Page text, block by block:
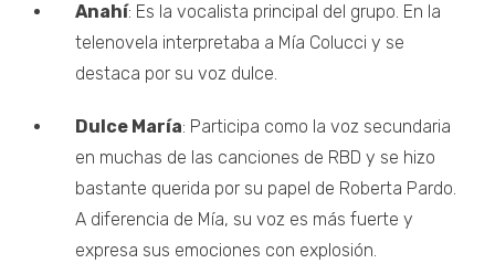
Anahí: Es la vocalista principal del grupo. En la
telenovela interpretaba a Mía Colucci y se
destaca por su voz dulce.
Dulce María: Participa como la voz secundaria
en muchas de las canciones de RBD y se hizo
bastante querida por su papel de Roberta Pardo.
A diferencia de Mía, su voz es más fuerte y
expresa sus emociones con explosión.